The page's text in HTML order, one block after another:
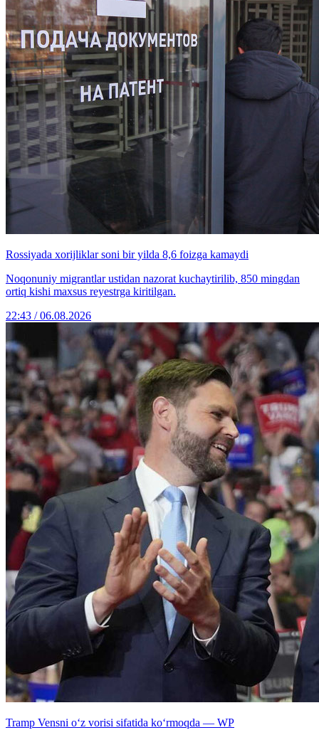
Rossiyada xorijliklar soni bir yilda 8,6 foizga kamaydi
Noqonuniy migrantlar ustidan nazorat kuchaytirilib, 850 mingdan
ortiq kishi maxsus reyestrga kiritilgan.
22:43 / 06.08.2026
Tramp Vensni o‘z vorisi sifatida ko‘rmoqda — WP